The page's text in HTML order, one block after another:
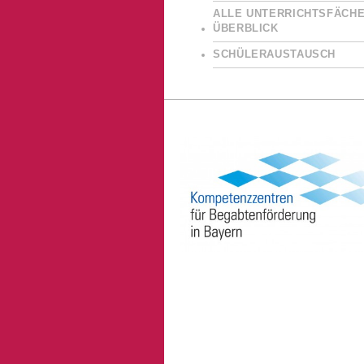
ALLE
ÜBERBLICK
SCHÜLERAUSTAUSCH